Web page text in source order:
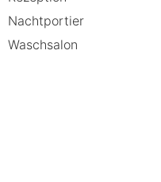
der Rückseite der
Nachtportier
Waschsalon